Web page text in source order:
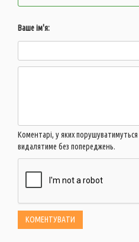
Ваше ім'я:
Коментарі, у яких порушуватимуться
видалятиме без попереджень.